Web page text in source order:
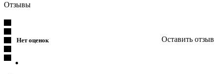
Отзывы
Нет оценок Оставить отзыв